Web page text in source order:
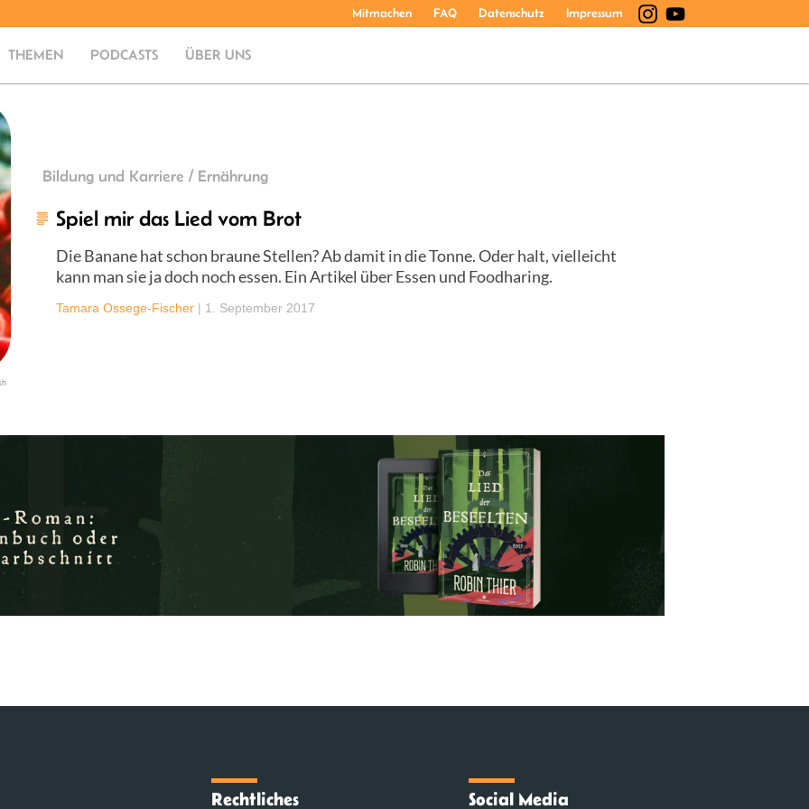
Mitmachen FAQ Datenschutz Impressum
THEMEN PODCASTS ÜBER UNS
Bildung und Karriere / Ernährung
Spiel mir das Lied vom Brot
Die Banane hat schon braune Stellen? Ab damit in die Tonne. Oder halt, vielleicht
kann man sie ja doch noch essen. Ein Artikel über Essen und Foodharing.
Tamara Ossege-Fischer | 1. September 2017
Rechtliches Social Media